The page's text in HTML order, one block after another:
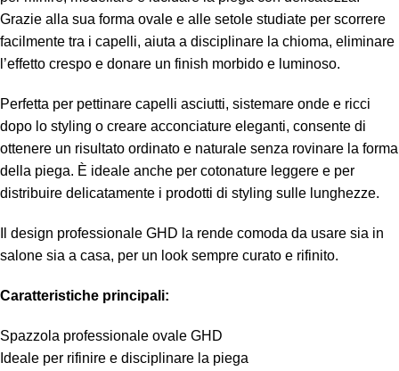
Grazie alla sua forma ovale e alle setole studiate per scorrere
facilmente tra i capelli, aiuta a disciplinare la chioma, eliminare
l’effetto crespo e donare un finish morbido e luminoso.
Perfetta per pettinare capelli asciutti, sistemare onde e ricci
dopo lo styling o creare acconciature eleganti, consente di
ottenere un risultato ordinato e naturale senza rovinare la forma
della piega. È ideale anche per cotonature leggere e per
distribuire delicatamente i prodotti di styling sulle lunghezze.
Il design professionale GHD la rende comoda da usare sia in
salone sia a casa, per un look sempre curato e rifinito.
Caratteristiche principali:
Spazzola professionale ovale GHD
Ideale per rifinire e disciplinare la piega